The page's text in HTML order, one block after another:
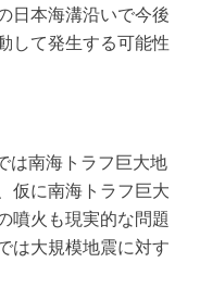
日本海溝沿いで今後
して発生する可能性
は南海トラフ巨大地
仮に南海トラフ巨大
噴火も現実的な問題
は大規模地震に対す